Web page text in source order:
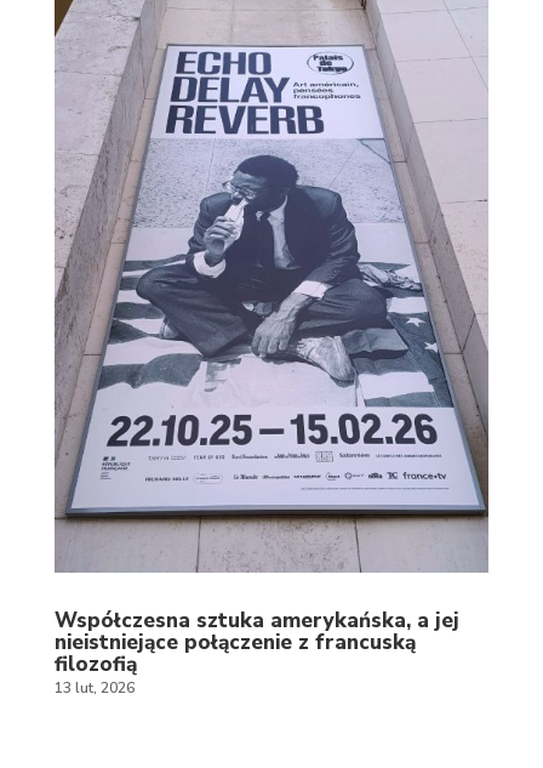
Współczesna sztuka amerykańska, a jej
nieistniejące połączenie z francuską
filozofią
13 lut, 2026